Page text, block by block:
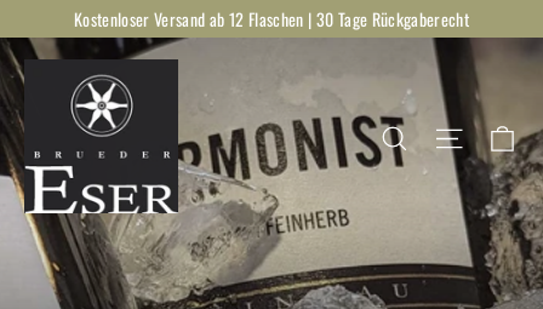
zum
Inhalt
Kostenloser Versand ab 12 Flaschen | 30 Tage Rückgaberecht
Suche